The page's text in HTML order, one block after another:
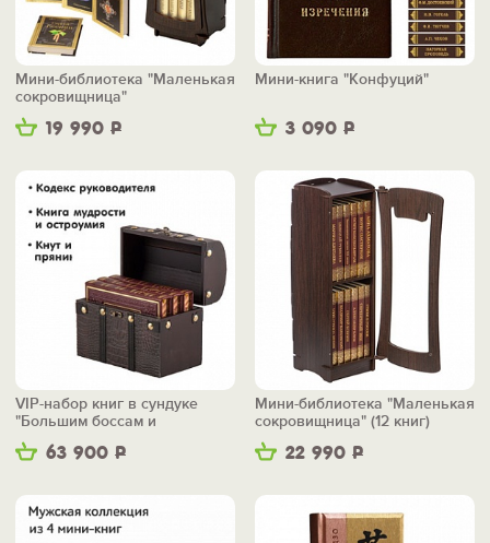
19 990 Р
Мини-библиотека "Маленькая
сокровищница"
3 090 Р
Мини-книга "Конфуций"
63 900 Р
VIP-набор книг в сундуке
"Большим боссам и
маленьким"
22 990 Р
Мини-библиотека "Маленькая
сокровищница" (12 книг)